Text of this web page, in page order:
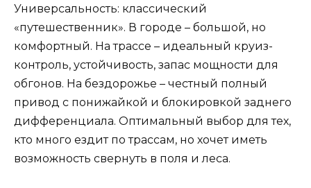
Универсальность: классический
«путешественник». В городе – большой, но
комфортный. На трассе – идеальный круиз-
контроль, устойчивость, запас мощности для
обгонов. На бездорожье – честный полный
привод с понижайкой и блокировкой заднего
дифференциала. Оптимальный выбор для тех,
кто много ездит по трассам, но хочет иметь
возможность свернуть в поля и леса.